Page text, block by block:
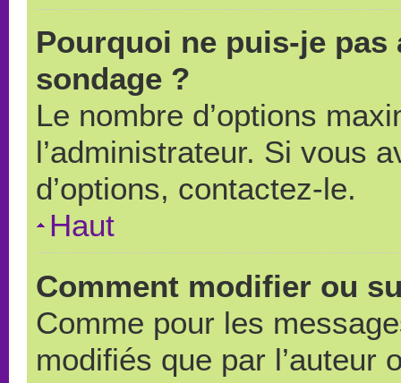
Pourquoi ne puis-je
sondage ?
Le nombre d’options
l’administrateur. Si vous
d’options, contactez-le.
Haut
Comment modifier ou
Comme pour les
modifiés que par l’auteur